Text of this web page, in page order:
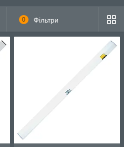
0 Фільтри